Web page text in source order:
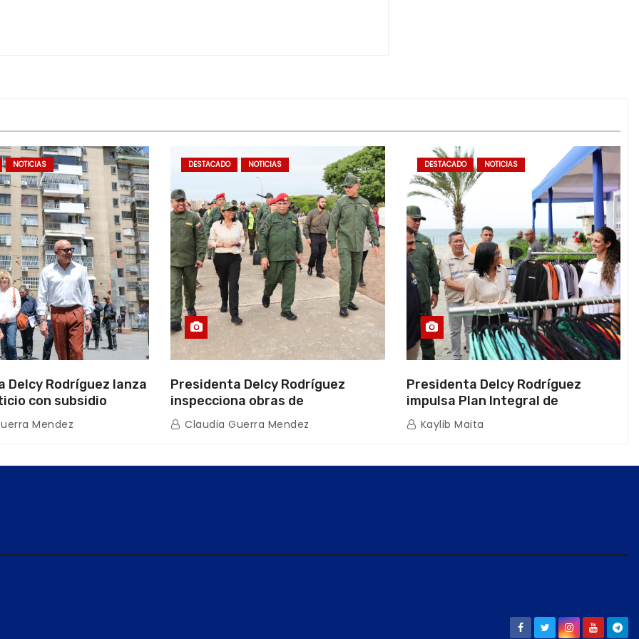
NOTICIAS
Delcy Rodríguez lanza
con subsidio
con Juntas
Mendez
DESTACADO NOTICIAS
Presidenta Delcy Rodríguez
inspecciona obras de
restauración en Escuela Naval
tras afectaciones sísmicas en La
Claudia Guerra Mendez
DESTACADO NOTICIAS
Presidenta Delcy Rodríguez
impulsa Plan Integral de
Reactivación Económica en La
Guaira
Kaylib Maita